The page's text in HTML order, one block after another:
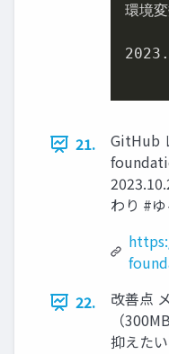
環境
21.
GitHub
わり #
22.
改善点
（
抑えた